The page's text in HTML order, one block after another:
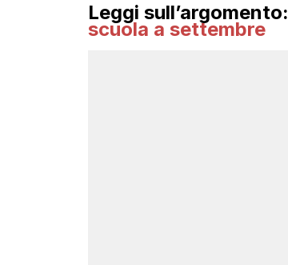
Leggi sull’argomento:
scuola a settembre